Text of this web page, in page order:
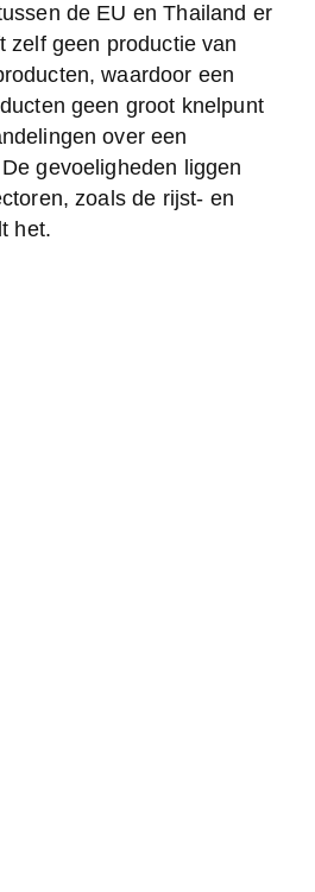
de EU en Thailand er
zelf geen productie van
waardoor een
geen groot knelpunt
over een
gevoeligheden liggen
zoals de rijst- en
het.